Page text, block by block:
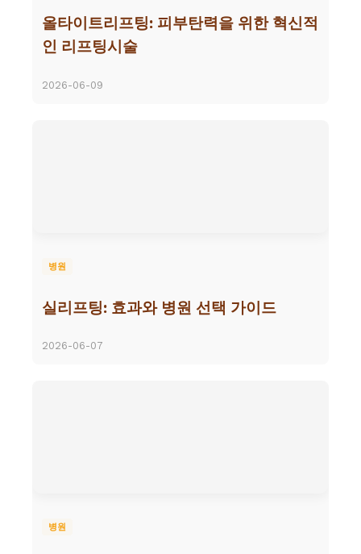
올타이트리프팅: 피부탄력을 위한 혁신적
인 리프팅시술
2026-06-09
병원
실리프팅: 효과와 병원 선택 가이드
2026-06-07
병원